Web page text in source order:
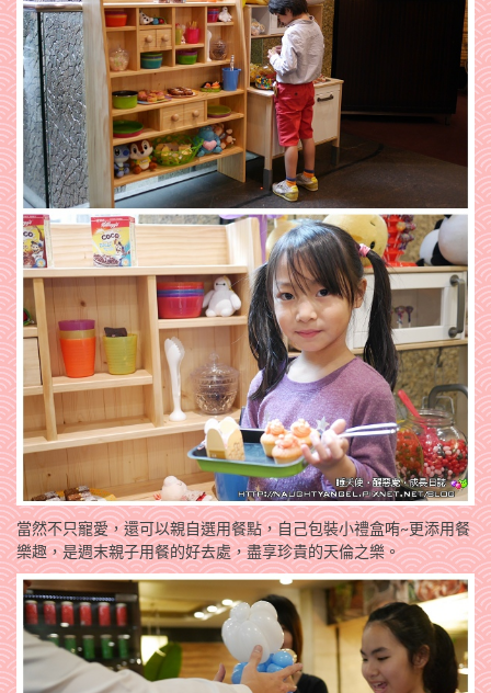
當然不只寵愛，還可以親自選用餐點，自己包裝小禮盒哊~更添用餐
樂趣，是週末親子用餐的好去處，盡享珍貴的天倫之樂。